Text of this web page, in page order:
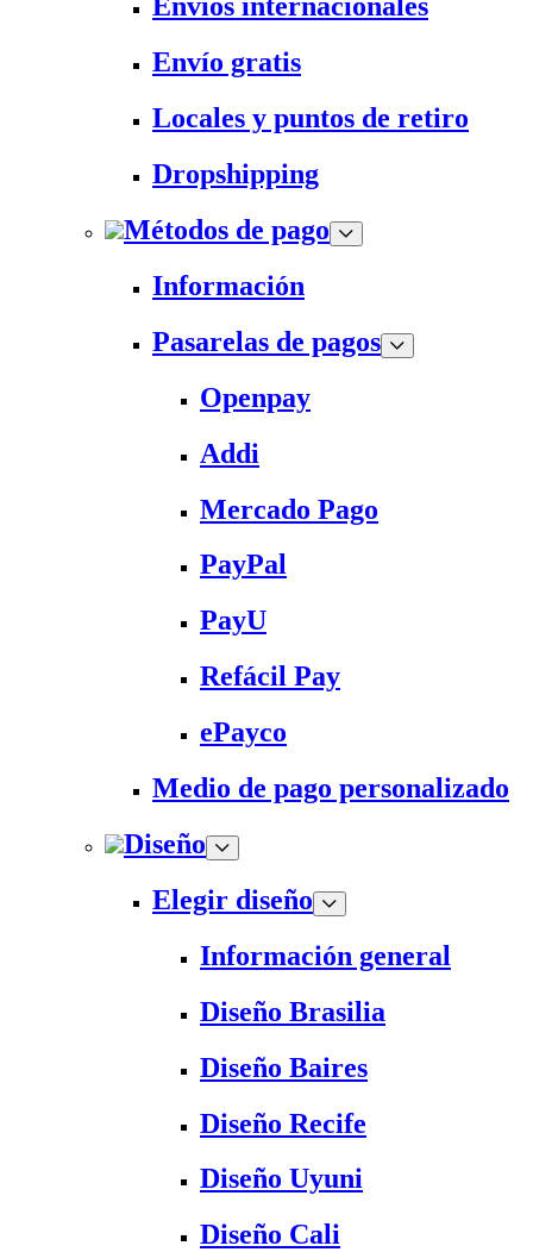
Envíos internacionales
Envío gratis
Locales y puntos de retiro
Dropshipping
Métodos de pago
Información
Pasarelas de pagos
Openpay
Addi
Mercado Pago
PayPal
PayU
Refácil Pay
ePayco
Medio de pago personalizado
Diseño
Elegir diseño
Información general
Diseño Brasilia
Diseño Baires
Diseño Recife
Diseño Uyuni
Diseño Cali